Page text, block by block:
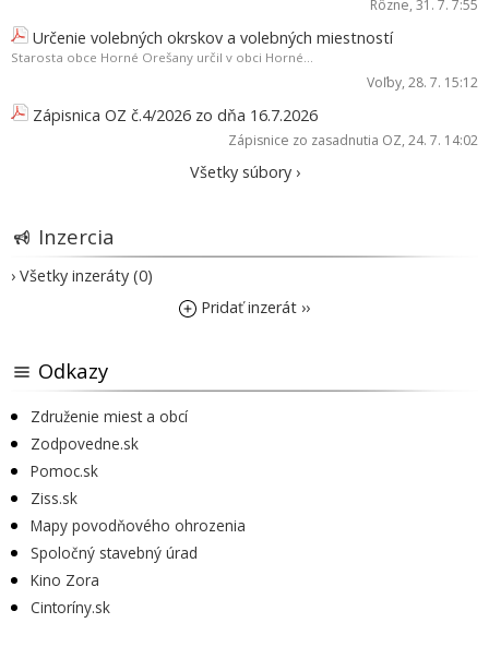
Rôzne, 31. 7. 7:55
Určenie volebných okrskov a volebných miestností
Starosta obce Horné Orešany určil v obci Horné...
Voľby, 28. 7. 15:12
Zápisnica OZ č.4/2026 zo dňa 16.7.2026
Zápisnice zo zasadnutia OZ, 24. 7. 14:02
Všetky súbory ›
Inzercia
› Všetky inzeráty (0)
Pridať inzerát ››
Odkazy
Združenie miest a obcí
Zodpovedne.sk
Pomoc.sk
Ziss.sk
Mapy povodňového ohrozenia
Spoločný stavebný úrad
Kino Zora
Cintoríny.sk